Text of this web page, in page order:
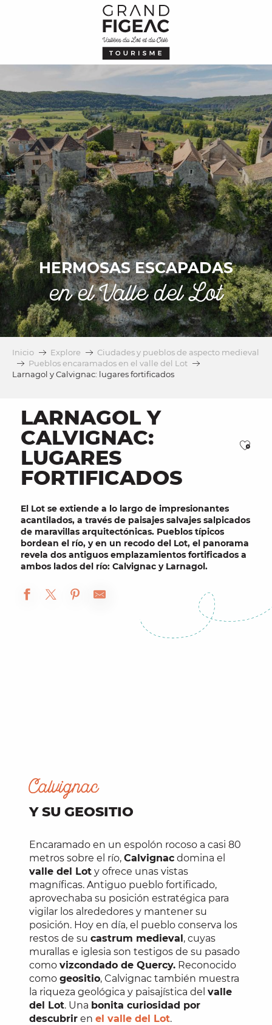
HERMOSAS ESCAPADAS
en el Valle del Lot
Inicio Explore
Ciudades y pueblos de aspecto medieval
Pueblos encaramados en el valle del Lot
Larnagol y Calvignac: lugares fortificados
LARNAGOL Y
CALVIGNAC:
LUGARES
FORTIFICADOS
El Lot se extiende a lo largo de impresionantes
acantilados, a través de paisajes salvajes salpicados
de maravillas arquitectónicas. Pueblos típicos
bordean el río, y en un recodo del Lot, el panorama
revela dos antiguos emplazamientos fortificados a
ambos lados del río: Calvignac y Larnagol.
Calvignac
Y SU GEOSITIO
Encaramado en un espolón rocoso a casi 80
metros sobre el río, Calvignac domina el
valle del Lot y ofrece unas vistas
magníficas. Antiguo pueblo fortificado,
aprovechaba su posición estratégica para
vigilar los alrededores y mantener su
posición. Hoy en día, el pueblo conserva los
restos de su castrum medieval, cuyas
murallas e iglesia son testigos de su pasado
como vizcondado de Quercy. Reconocido
como geositio, Calvignac también muestra
la riqueza geológica y paisajística del valle
del Lot. Una bonita curiosidad por
descubrir en el valle del Lot.